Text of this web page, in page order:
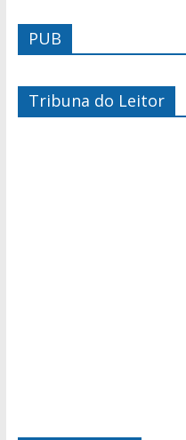
PUB
Tribuna do Leitor